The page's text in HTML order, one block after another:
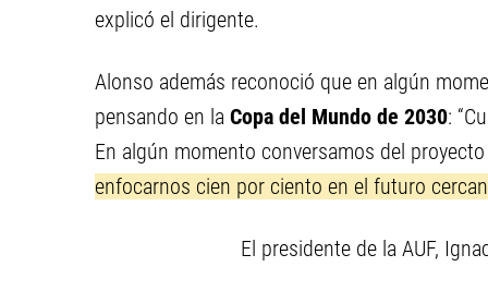
explicó el dirigente.
Alonso además reconoció que en algún
pensando en la Copa del Mundo de 2030:
En algún momento conversamos del
enfocarnos cien por ciento en el futuro
El presidente de la AUF,